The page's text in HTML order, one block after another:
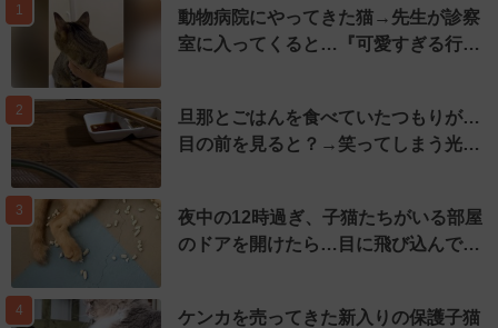
1
動物病院にやってきた猫→先生が診察
室に入ってくると…『可愛すぎる行…
2
旦那とごはんを食べていたつもりが…
目の前を見ると？→笑ってしまう光…
3
夜中の12時過ぎ、子猫たちがいる部屋
のドアを開けたら…目に飛び込んで…
4
ケンカを売ってきた新入りの保護子猫